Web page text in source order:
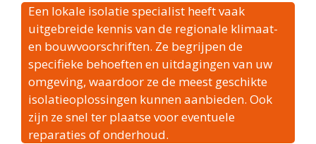
Een lokale isolatie specialist heeft vaak
uitgebreide kennis van de regionale klimaat-
en bouwvoorschriften. Ze begrijpen de
specifieke behoeften en uitdagingen van uw
omgeving, waardoor ze de meest geschikte
isolatieoplossingen kunnen aanbieden. Ook
zijn ze snel ter plaatse voor eventuele
reparaties of onderhoud.